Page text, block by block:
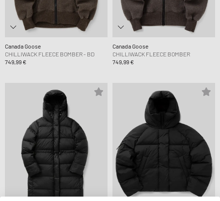
Canada Goose
CHILLIWACK FLEECE BOMBER - BD
749,99 €
Canada Goose
CHILLIWACK FLEECE BOMBER
749,99 €